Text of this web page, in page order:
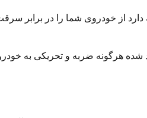
از خودروی شما را در برابر
شده هرگونه ضربه و تحریکی به